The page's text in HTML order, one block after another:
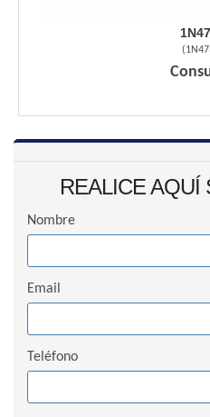
(
REALICE AQUÍ
Nombre
Email
Teléfono